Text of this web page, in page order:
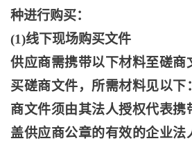
种进行购买：
(1)线下现场购买文件
供应商需携带以下材料至磋商
买磋商文件，所需材料见以下
商文件须由其法人授权代表携
盖供应商公章的有效的企业法